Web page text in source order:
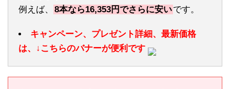
例えば、
8本なら16,353円でさらに安いです。
キャンペーン、プレゼント詳細、最新価格
は、↓こちらのバナーが便利です